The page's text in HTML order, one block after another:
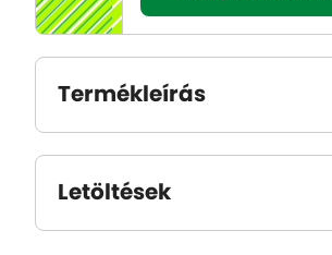
Termékleírás
Letöltések